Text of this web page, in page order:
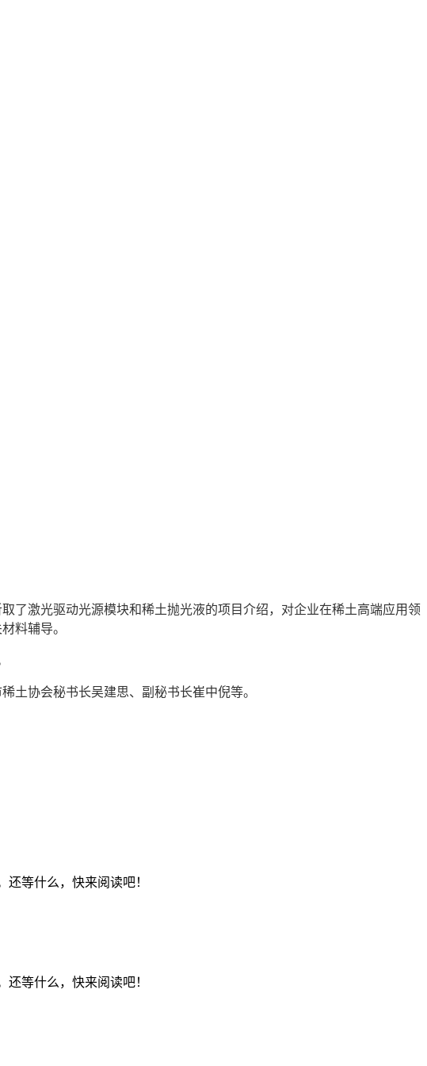
了激光驱动光源模块和稀土抛光液的项目介绍，对企业在稀土高端应用领
料辅导。
土协会秘书长吴建思、副秘书长崔中倪等。
等什么，快来阅读吧！
等什么，快来阅读吧！